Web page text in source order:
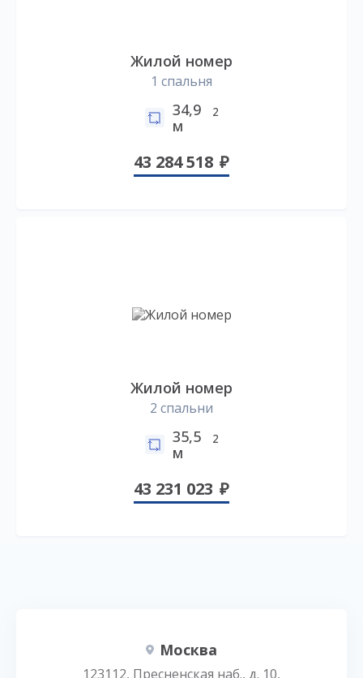
Жилой номер
1 спальня
34,9
м
2
43 284 518
Жилой номер
2 спальни
35,5
м
2
43 231 023
Москва
123112, Пресненская наб., д. 10,